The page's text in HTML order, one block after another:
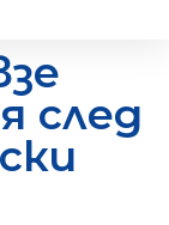
след